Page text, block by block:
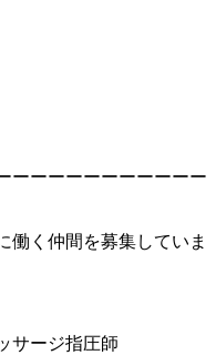
ーーーーーーーーーーー
働く仲間を募集していま
サージ指圧師